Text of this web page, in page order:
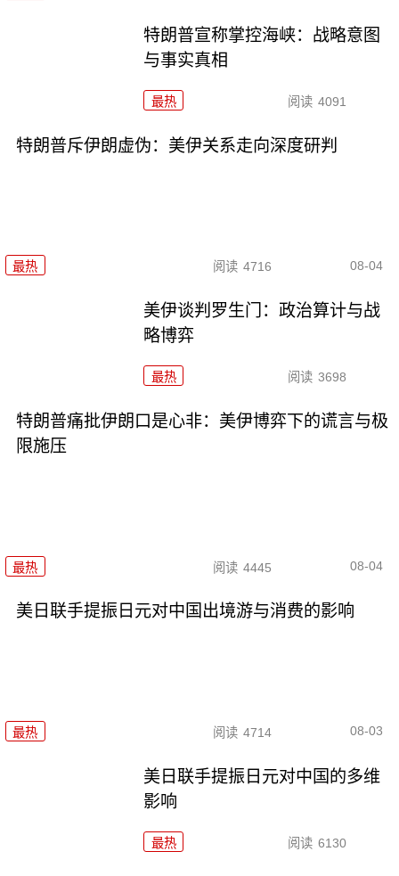
特朗普宣称掌控海峡：战略意图
与事实真相
最热 阅读 4091
特朗普斥伊朗虚伪：美伊关系走向深度研判
最热 阅读 4716 08-04
美伊谈判罗生门：政治算计与战
略博弈
最热 阅读 3698
特朗普痛批伊朗口是心非：美伊博弈下的谎言与极
限施压
最热 阅读 4445 08-04
美日联手提振日元对中国出境游与消费的影响
最热 阅读 4714 08-03
美日联手提振日元对中国的多维
影响
最热 阅读 6130